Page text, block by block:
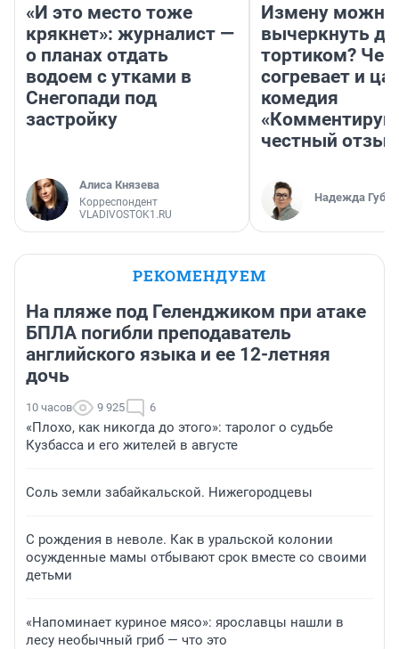
«И это место тоже
крякнет»: журналист —
о планах отдать
водоем с утками в
Снегопади под
застройку
Алиса Князева
Корреспондент
VLADIVOSTOK1.RU
Измену можно
вычеркнуть
тортиком? Чем
согревает и
комедия
«Комментируй
честный отзыв
Надежда
РЕКОМЕНДУЕМ
На пляже под Геленджиком при атаке
БПЛА погибли преподаватель
английского языка и ее 12-летняя
дочь
10 часов 9 925 6
«Плохо, как никогда до этого»: таролог о судьбе
Кузбасса и его жителей в августе
Соль земли забайкальской. Нижегородцевы
С рождения в неволе. Как в уральской колонии
осужденные мамы отбывают срок вместе со своими
детьми
«Напоминает куриное мясо»: ярославцы нашли в
лесу необычный гриб — что это